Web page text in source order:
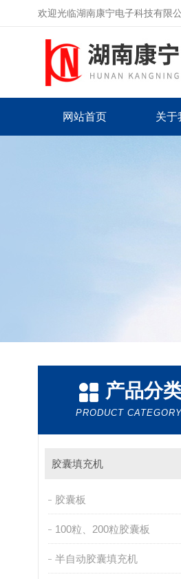
欢迎光临湖南康宁电子科技有限
网站首页 关于
产品分
PRODUCT
胶囊填充机
胶囊板
100粒、200粒胶囊板
半自动胶囊填充机